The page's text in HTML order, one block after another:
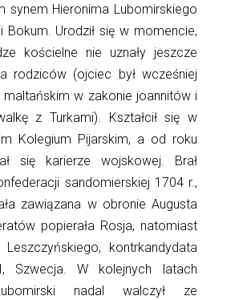
synem Hieronima Lubomirskiego
Bokum. Urodził się w momencie,
kościelne nie uznały jeszcze
rodziców (ojciec był wcześniej
maltańskim w zakonie joannitów i
z Turkami). Kształcił się w
Kolegium Pijarskim, a od roku
się karierze wojskowej. Brał
sandomierskiej 1704 r.,
zawiązana w obronie Augusta
popierała Rosja, natomiast
Leszczyńskiego, kontrkandydata
Szwecja. W kolejnych latach
nadal walczył ze